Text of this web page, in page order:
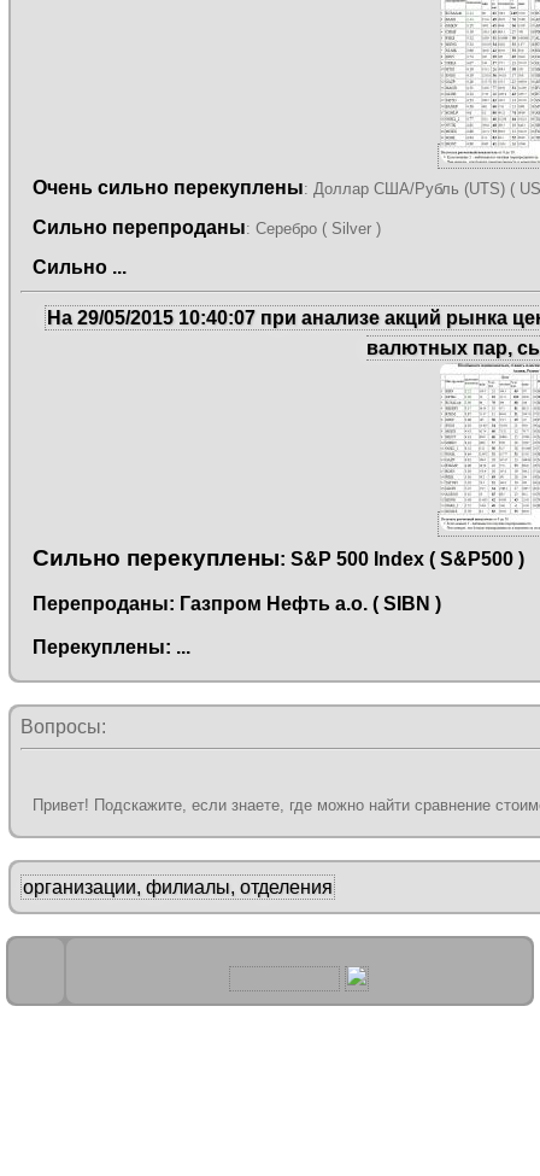
Очень сильно перекуплены: Доллар США/Рубль (UTS) (
Сильно перепроданы: Серебро ( Silver )
Сильно ...
На 29/05/2015 10:40:07 при анализе акций рынка
валютных пар,
Сильно перекуплены: S&P 500 Index ( S&P500 )
Перепроданы: Газпром Нефть а.о. ( SIBN )
Перекуплены: ...
Вопросы:
Привет! Подскажите, если знаете, где можно найти сравнение
организации, филиалы, отделения